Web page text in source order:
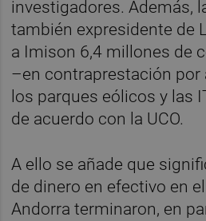
investigadores. Además,
también expresidente de
a Imison 6,4 millones de
–en contraprestación por
los parques eólicos y las
de acuerdo con la UCO.
A ello se añade que
de dinero en efectivo en
Andorra terminaron, en